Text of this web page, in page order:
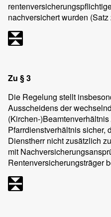
nachversichert wurden (Satz
Zu § 3
Die Regelung stellt
Ausscheidens der
(Kirchen-
Pfarrdienstverhältnis sicher,
Dienstherr nicht zusätzlich
mit
Rentenversicherungsträger